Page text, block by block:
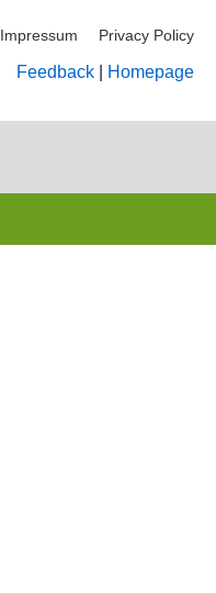
Impressum Privacy Policy
Feedback Homepage